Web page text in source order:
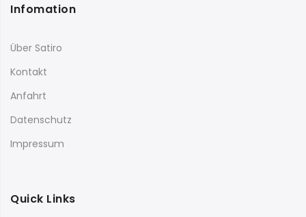
Infomation
Über Satiro
Kontakt
Anfahrt
Datenschutz
Impressum
Quick Links